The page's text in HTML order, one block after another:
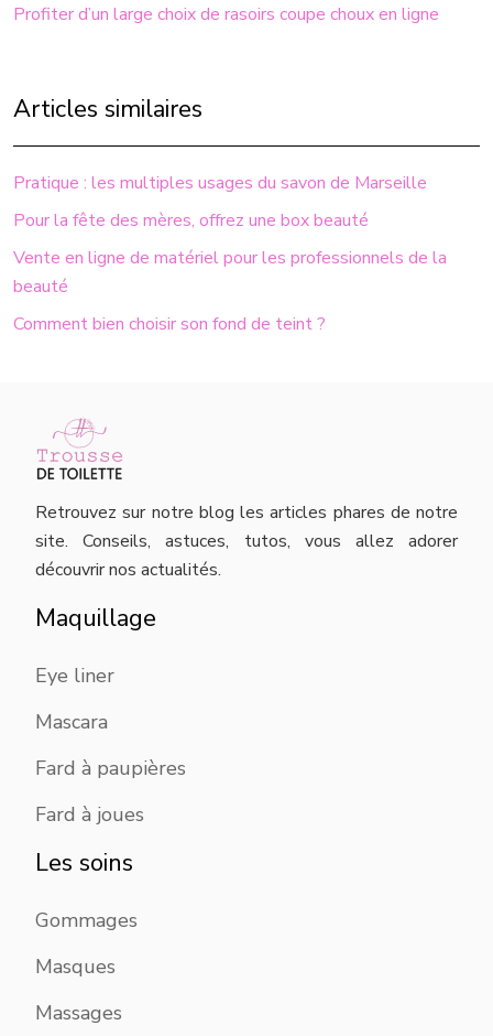
Profiter d’un large choix de rasoirs coupe choux en ligne
Articles similaires
Pratique : les multiples usages du savon de Marseille
Pour la fête des mères, offrez une box beauté
Vente en ligne de matériel pour les professionnels de la
beauté
Comment bien choisir son fond de teint ?
Retrouvez sur notre blog les articles phares de notre
site. Conseils, astuces, tutos, vous allez adorer
découvrir nos actualités.
Maquillage
Eye liner
Mascara
Fard à paupières
Fard à joues
Les soins
Gommages
Masques
Massages